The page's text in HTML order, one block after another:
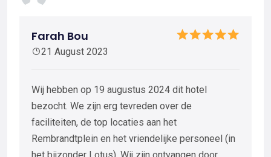
Farah Bou
21 August 2023
Wij hebben op 19 augustus 2024 dit hotel
bezocht. We zijn erg tevreden over de
faciliteiten, de top locaties aan het
Rembrandtplein en het vriendelijke personeel (in